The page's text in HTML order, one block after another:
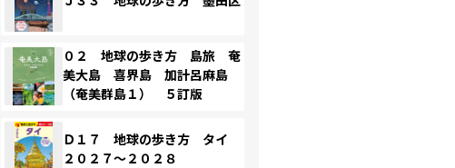
０２ 地球の歩き方 島旅 奄
美大島 喜界島 加計呂麻島
（奄美群島１） ５訂版
Ｄ１７ 地球の歩き方 タイ
２０２７～２０２８